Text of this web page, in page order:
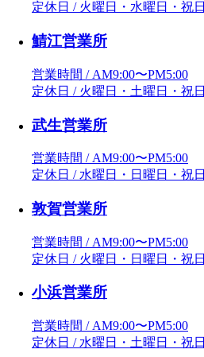
定休日 / 火曜日・水曜日・祝日
鯖江営業所
営業時間 / AM9:00〜PM5:00
定休日 / 火曜日・土曜日・祝日
武生営業所
営業時間 / AM9:00〜PM5:00
定休日 / 水曜日・日曜日・祝日
敦賀営業所
営業時間 / AM9:00〜PM5:00
定休日 / 火曜日・日曜日・祝日
小浜営業所
営業時間 / AM9:00〜PM5:00
定休日 / 水曜日・土曜日・祝日